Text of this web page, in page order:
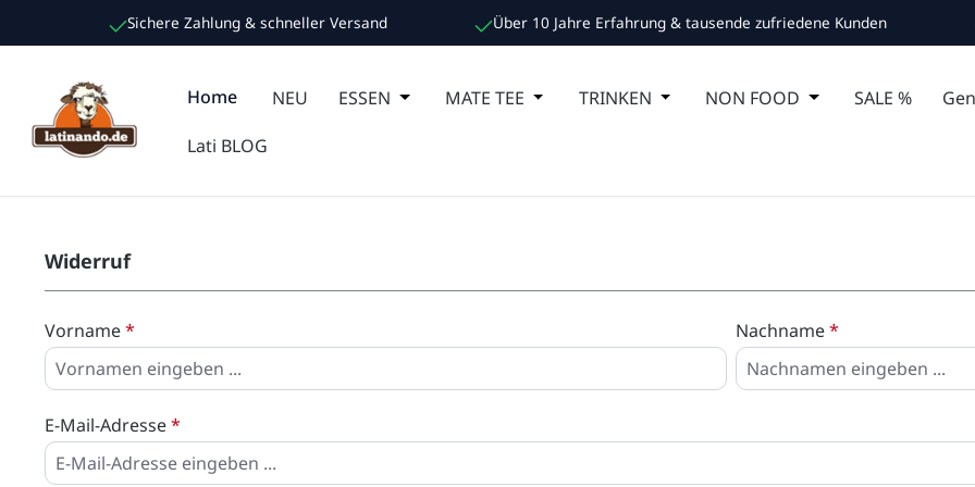
Hauptinhalt springen
Zur Suche springen
Zur Hauptnavigation springen
Sichere Zahlung & schneller Versand Über 10 Jahre Erfahrung & tausende zufriedene Kunden
Home NEU ESSEN Öffne oder Schließe das Dropdown der Kategorie ESSEN
MATE TEE Öffne oder Schließe das Dropdown der Kategorie
TRINKEN Öffne oder Schließe das Dropdown der
NON FOOD Öffne oder Schließe
SALE %
Lati BLOG
Widerruf
Vorname* Nachname*
E-Mail-Adresse*